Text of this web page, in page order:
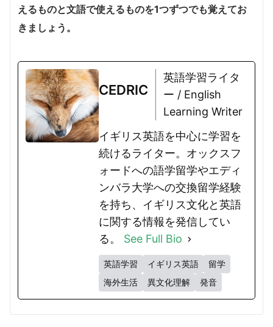
えるものと文語で使えるものを1つずつでも覚えてお
きましょう。
CEDRIC
英語学習ライタ
ー / English
Learning Writer
イギリス英語を中心に学習を
続けるライター。オックスフ
ォードへの語学留学やエディ
ンバラ大学への交換留学経験
を持ち、イギリス文化と英語
に関する情報を発信してい
る。 See Full Bio
英語学習 イギリス英語
留学
海外生活
異文化理解 発音